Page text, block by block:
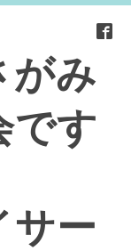
がみ
です
サー